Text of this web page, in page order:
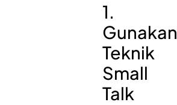
1.
Gunakan
Teknik
Small
Talk